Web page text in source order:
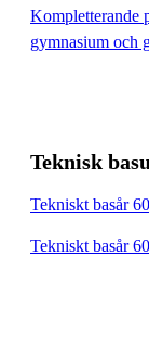
Kompletterande
gymnasium och
Teknisk
Tekniskt basår
Tekniskt basår